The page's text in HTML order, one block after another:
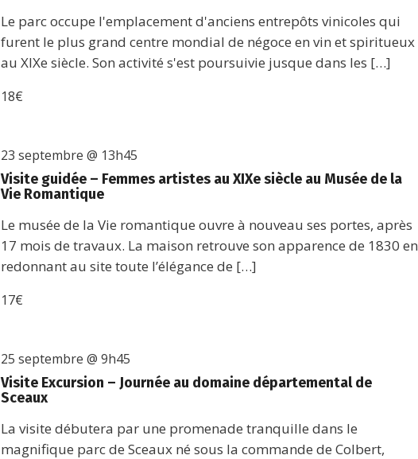
Le parc occupe l'emplacement d'anciens entrepôts vinicoles qui
furent le plus grand centre mondial de négoce en vin et spiritueux
au XIXe siècle. Son activité s'est poursuivie jusque dans les […]
18€
Visite guidée – Femmes artistes au XIXe siècle au Musée de la
Vie Romantique
23 septembre @ 13h45
Le musée de la Vie romantique ouvre à nouveau ses portes, après
17 mois de travaux. La maison retrouve son apparence de 1830 en
redonnant au site toute l’élégance de […]
17€
Visite Excursion – Journée au domaine départemental de
Sceaux
25 septembre @ 9h45
La visite débutera par une promenade tranquille dans le
magnifique parc de Sceaux né sous la commande de Colbert,